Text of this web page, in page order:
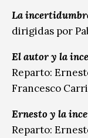
La
dirigidas por
El autor y la
Reparto:
Francesco
Ernesto y la
Reparto: